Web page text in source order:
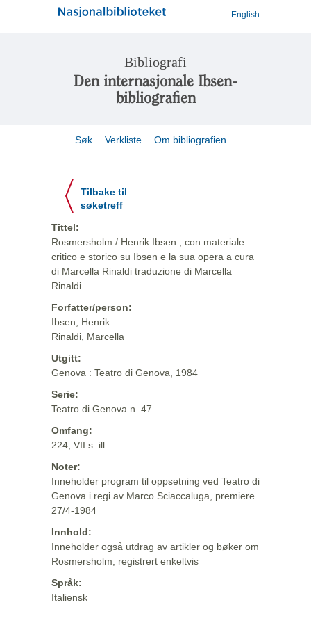
English
Bibliografi
Den internasjonale Ibsen-
bibliografien
Søk Verkliste Om bibliografien
Tilbake til
søketreff
Tittel:
Rosmersholm / Henrik Ibsen ; con materiale
critico e storico su Ibsen e la sua opera a cura
di Marcella Rinaldi traduzione di Marcella
Rinaldi
Forfatter/person:
Ibsen, Henrik
Rinaldi, Marcella
Utgitt:
Genova : Teatro di Genova, 1984
Serie:
Teatro di Genova n. 47
Omfang:
224, VII s. ill.
Noter:
Inneholder program til oppsetning ved Teatro di
Genova i regi av Marco Sciaccaluga, premiere
27/4-1984
Innhold:
Inneholder også utdrag av artikler og bøker om
Rosmersholm, registrert enkeltvis
Språk:
Italiensk